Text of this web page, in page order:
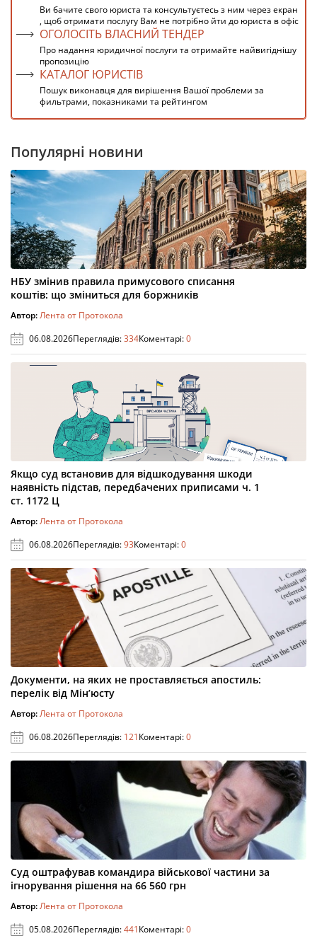
Ви бачите свого юриста та консультуєтесь з ним через екран
, щоб отримати послугу Вам не потрібно йти до юриста в офіс
ОГОЛОСІТЬ ВЛАСНИЙ ТЕНДЕР
Про надання юридичної послуги та отримайте найвигіднішу
пропозицію
КАТАЛОГ ЮРИСТІВ
Пошук виконавця для вирішення Вашої проблеми за
фильтрами, показниками та рейтингом
Популярні новини
НБУ змінив правила примусового списання
коштів: що зміниться для боржників
Автор:Лента от Протокола
06.08.2026Переглядів:334Коментарі:0
Якщо суд встановив для відшкодування шкоди
наявність підстав, передбачених приписами ч. 1
ст. 1172 Ц
Автор:Лента от Протокола
06.08.2026Переглядів:93Коментарі:0
Документи, на яких не проставляється апостиль:
перелік від Мін’юсту
Автор:Лента от Протокола
06.08.2026Переглядів: 121Коментарі:0
Суд оштрафував командира військової частини за
ігнорування рішення на 66 560 грн
Автор:Лента от Протокола
05.08.2026Переглядів:441Коментарі:0